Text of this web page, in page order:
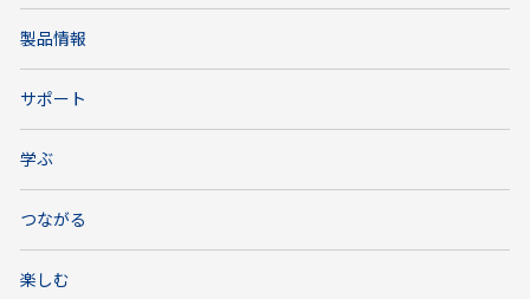
製品情報
サポート
学ぶ
つながる
楽しむ